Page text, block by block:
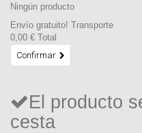
Ningún producto
Envío gratuito! Transporte
0,00 € Total
Confirmar
El producto
cesta